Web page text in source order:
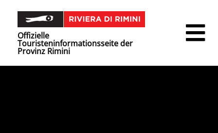
Offizielle
Touristeninformationsseite der
Provinz Rimini